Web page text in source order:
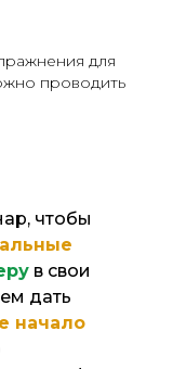
для
проводить
чтобы
в свои
дать
начало